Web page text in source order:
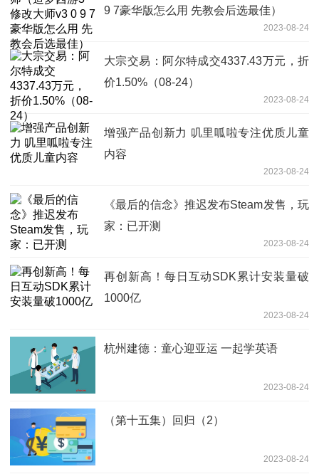
9 7豪华版怎么用 先教会后选最佳）
2023-08-24
大宗交易：阿尔特成交4337.43万元，折
价1.50%（08-24）
2023-08-24
增强产品创新力 叽里呱啦专注优质儿童
内容
2023-08-24
《最后的信念》推迟发布Steam发售，玩
家：已开测
2023-08-24
再创新高！每日互动SDK累计安装量破
1000亿
2023-08-24
杭州建德：童心迎亚运 一起学英语
2023-08-24
（第十五集）回归（2）
2023-08-24